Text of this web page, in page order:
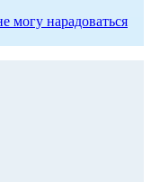
могу нарадоваться